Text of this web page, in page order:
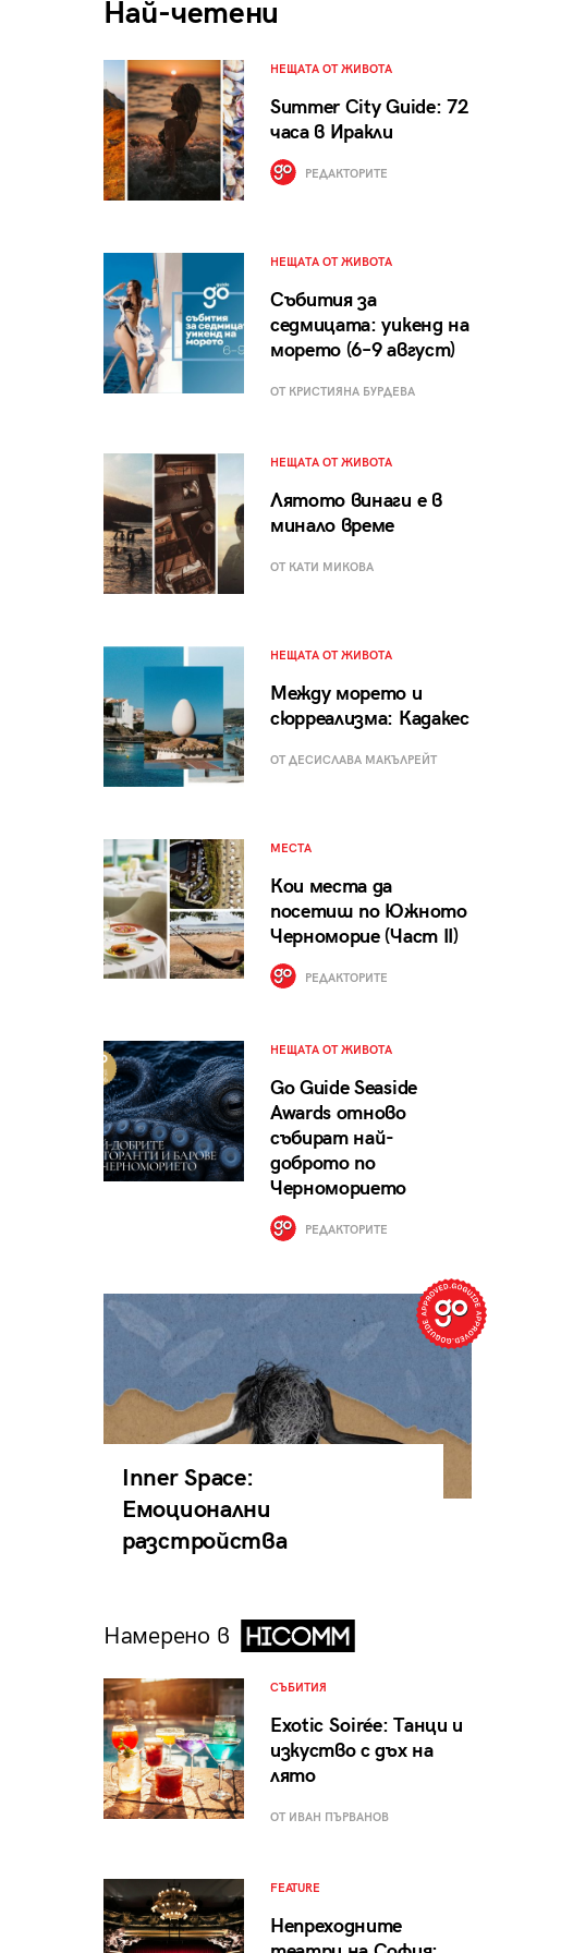
Най-четени
НЕЩАТА ОТ ЖИВОТА
Summer City Guide: 72
часа в Иракли
РЕДАКТОРИТЕ
НЕЩАТА ОТ ЖИВОТА
Събития за
седмицата: уикенд на
морето (6–9 август)
ОТ КРИСТИЯНА БУРДЕВА
НЕЩАТА ОТ ЖИВОТА
Лятото винаги е в
минало време
ОТ КАТИ МИКОВА
НЕЩАТА ОТ ЖИВОТА
Между морето и
сюрреализма: Кадакес
ОТ ДЕСИСЛАВА МАКЪЛРЕЙТ
МЕСТА
Кои места да
посетиш по Южното
Черноморие (Част II)
РЕДАКТОРИТЕ
НЕЩАТА ОТ ЖИВОТА
Go Guide Seaside
Awards отново
събират най-
доброто по
Черноморието
РЕДАКТОРИТЕ
Inner Space:
Емоционални
разстройства
Намерено в
СЪБИТИЯ
Exotic Soirée: Танци и
изкуство с дъх на
лято
ОТ ИВАН ПЪРВАНОВ
FEATURE
Непреходните